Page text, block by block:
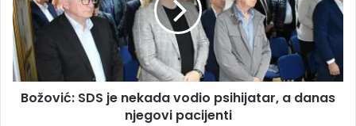
u
s
t
a
j
v
i
ć
:
S
Božović: SDS je nekada vodio psihijatar, a danas
njegovi pacijenti